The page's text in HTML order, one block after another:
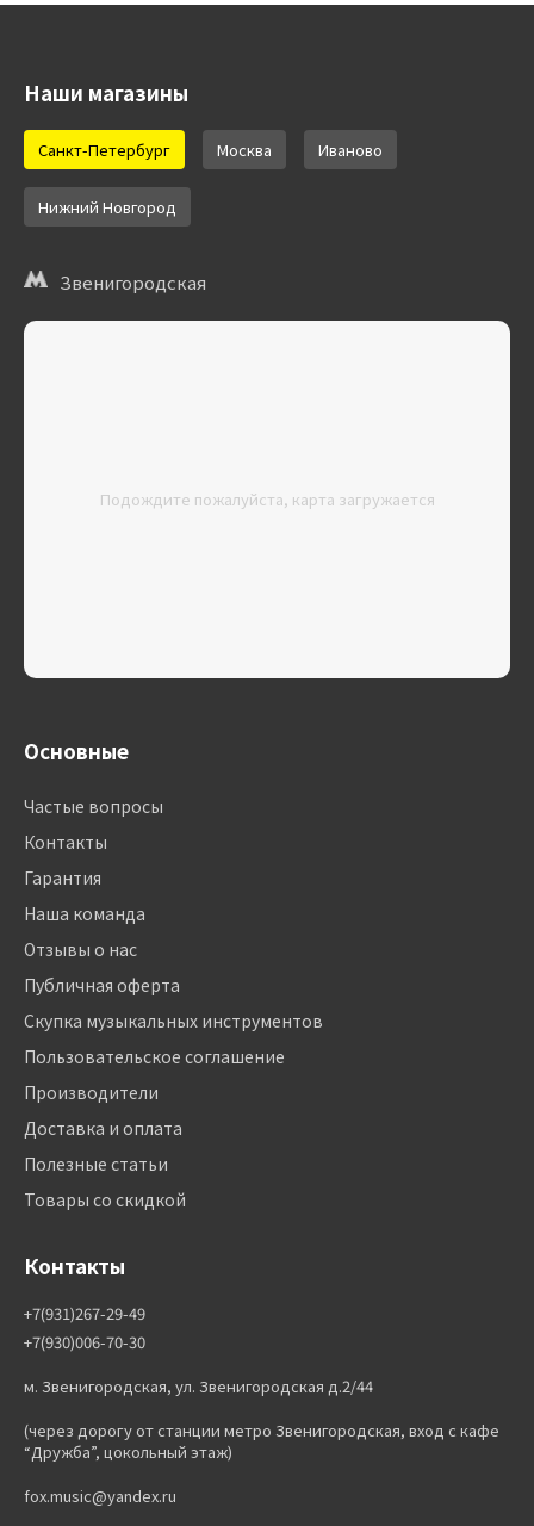
Наши магазины
Санкт-Петербург Москва Иваново
Нижний Новгород
Звенигородская
Подождите пожалуйста, карта загружается
Основные
Частые вопросы
Контакты
Гарантия
Наша команда
Отзывы о нас
Публичная оферта
Скупка музыкальных инструментов
Пользовательское соглашение
Производители
Доставка и оплата
Полезные статьи
Товары со скидкой
Контакты
+7(931)267-29-49
+7(930)006-70-30
м. Звенигородская, ул. Звенигородская д.2/44
(через дорогу от станции метро Звенигородская, вход с кафе
“Дружба”, цокольный этаж)
fox.music@yandex.ru